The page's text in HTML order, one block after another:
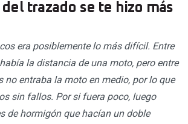
trazado se te hizo más
era posiblemente lo más difícil. Entre
la distancia de una moto, pero entre
no entraba la moto en medio, por lo que
sin fallos. Por si fuera poco, luego
de hormigón que hacían un doble